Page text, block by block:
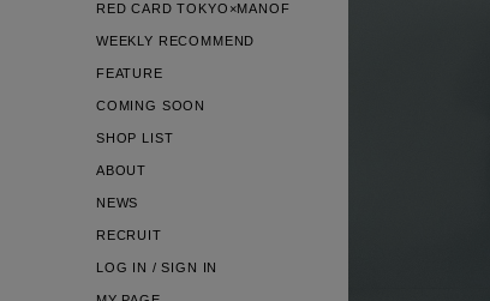
RED CARD TOKYO×MANOF
WEEKLY RECOMMEND
FEATURE
COMING SOON
SHOP LIST
ABOUT
NEWS
RECRUIT
LOG IN / SIGN IN